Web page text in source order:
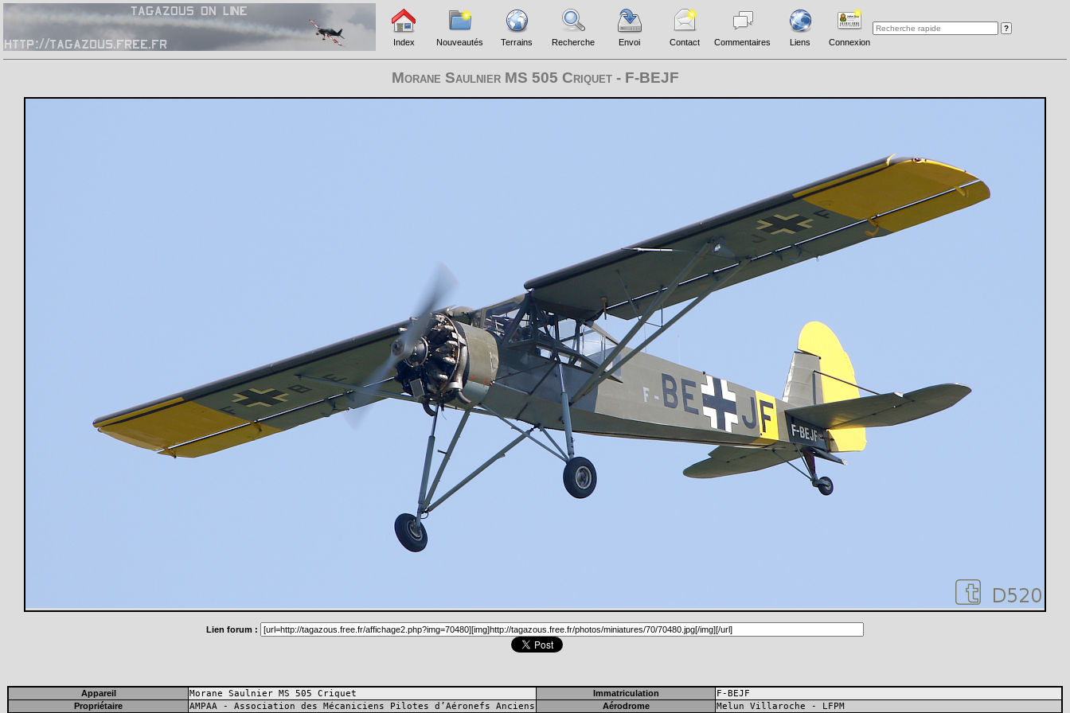
Index Nouveautés Terrains Recherche Envoi Contact Commentaires Liens Connexion
Morane Saulnier MS 505 Criquet - F-BEJF
Lien forum :
Appareil Morane Saulnier MS 505 Criquet Immatriculation F-BEJF
Propriétaire AMPAA - Association des Mécaniciens Pilotes d’Aéronefs Anciens Aérodrome Melun Villaroche - LFPM